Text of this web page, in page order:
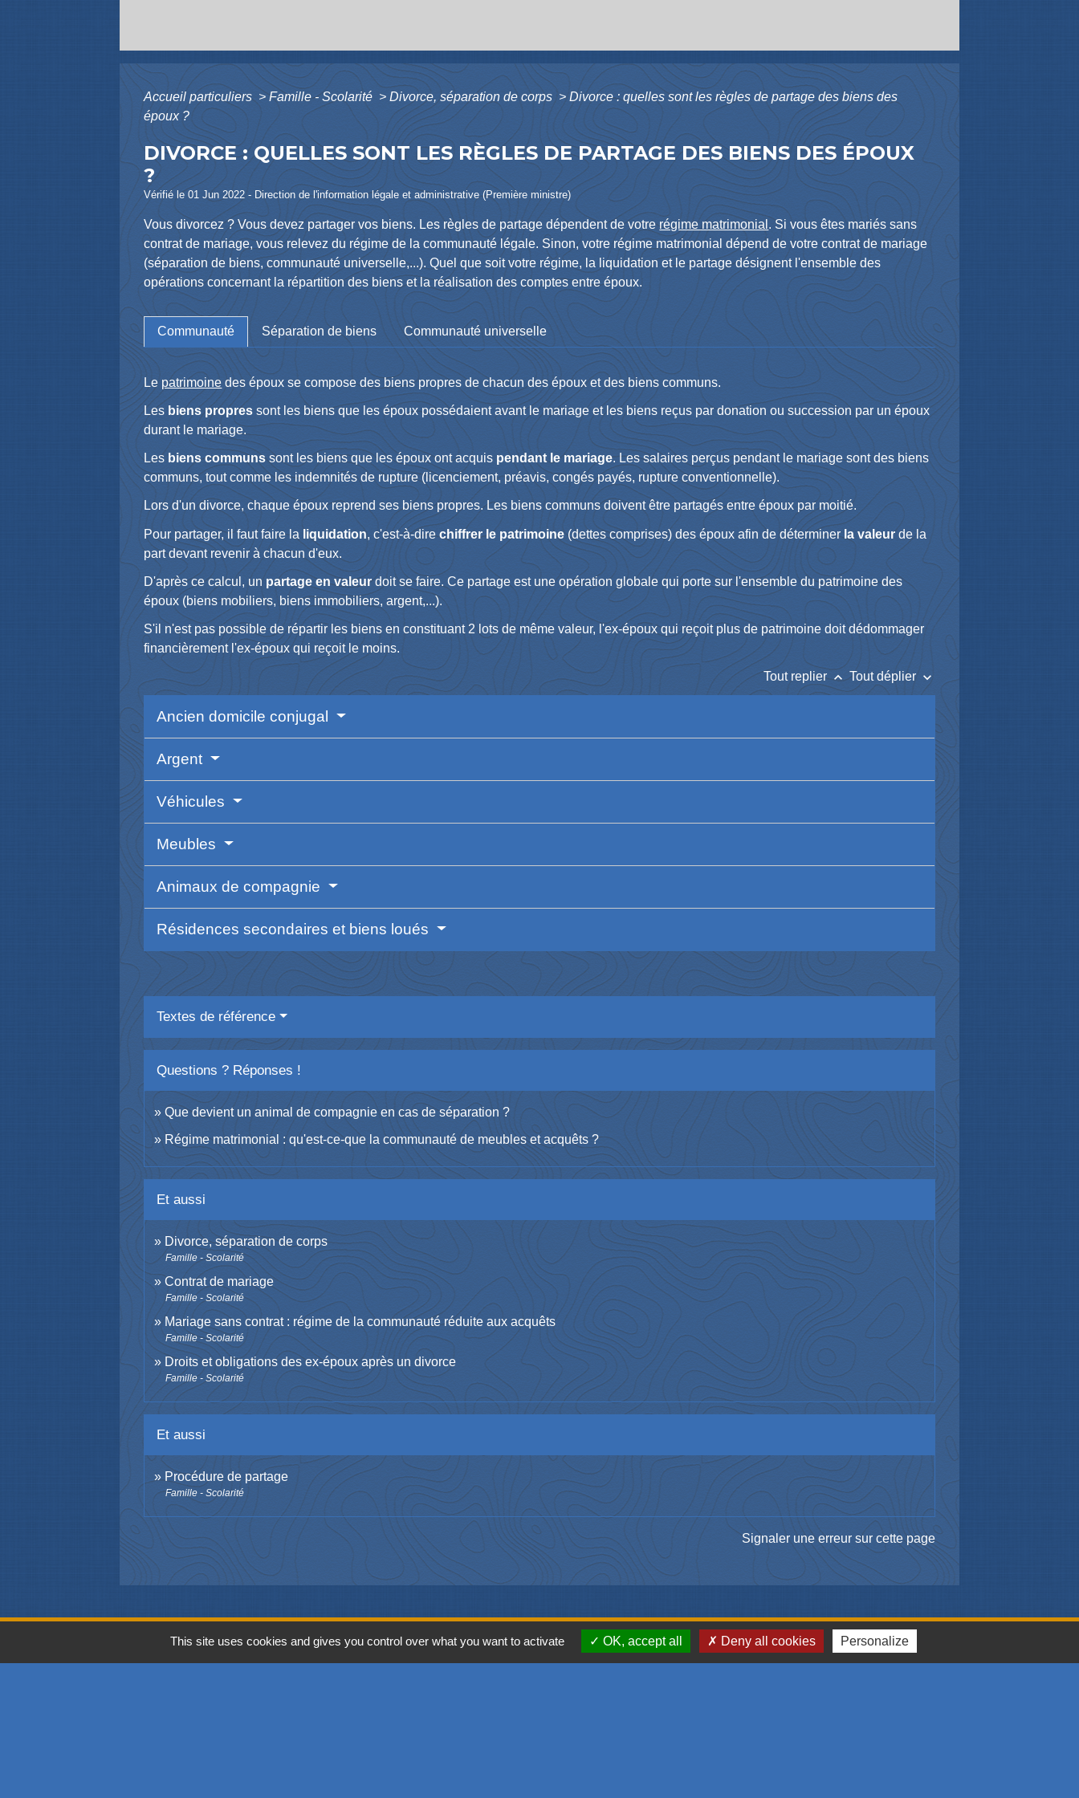
Accueil particuliers > Famille - Scolarité > Divorce, séparation de corps > Divorce : quelles sont les règles de partage des biens des
époux ?
DIVORCE : QUELLES SONT LES RÈGLES DE PARTAGE DES BIENS DES ÉPOUX
?
Vérifié le 01 Jun 2022 - Direction de l'information légale et administrative (Première ministre)
Vous divorcez ? Vous devez partager vos biens. Les règles de partage dépendent de votrerégime matrimonial . Si vous êtes mariés sans
contrat de mariage, vous relevez du régime de la communauté légale. Sinon, votre régime matrimonial dépend de votre contrat de mariage
(séparation de biens, communauté universelle,...). Quel que soit votre régime, la liquidation et le partage désignent l'ensemble des
opérations concernant la répartition des biens et la réalisation des comptes entre époux.
Communauté Séparation de biens Communauté universelle
Le patrimoine des époux se compose des biens propres de chacun des époux et des biens communs.
Les biens propres sont les biens que les époux possédaient avant le mariage et les biens reçus par donation ou succession par un époux
durant le mariage.
Les biens communssont les biens que les époux ont acquis pendant le mariage. Les salaires perçus pendant le mariage sont des biens
communs, tout comme les indemnités de rupture (licenciement, préavis, congés payés, rupture conventionnelle).
Lors d'un divorce, chaque époux reprend ses biens propres. Les biens communs doivent être partagés entre époux par moitié.
Pour partager, il faut faire la liquidation, c'est-à-direchiffrer le patrimoine (dettes comprises) des époux afin de déterminer la valeurde la
part devant revenir à chacun d'eux.
D'après ce calcul, un partage en valeurdoit se faire. Ce partage est une opération globale qui porte sur l'ensemble du patrimoine des
époux (biens mobiliers, biens immobiliers, argent,...).
S'il n'est pas possible de répartir les biens en constituant 2 lots de même valeur, l'ex-époux qui reçoit plus de patrimoine doit dédommager
financièrement l'ex-époux qui reçoit le moins.
Tout replierkeyboard_arrow_up Tout déplier keyboard_arrow_down
Ancien domicile conjugal
Argent
Véhicules
Meubles
Animaux de compagnie
Résidences secondaires et biens loués
Textes de référence
Questions ? Réponses !
Que devient un animal de compagnie en cas de séparation ?
Régime matrimonial : qu'est-ce-que la communauté de meubles et acquêts ?
Et aussi
Divorce, séparation de corps
Famille - Scolarité
Contrat de mariage
Famille - Scolarité
Mariage sans contrat : régime de la communauté réduite aux acquêts
Famille - Scolarité
Droits et obligations des ex-époux après un divorce
Famille - Scolarité
Et aussi
Procédure de partage
Famille - Scolarité
Signaler une erreur sur cette page
Contacts Liens
This site uses cookies and gives you control over what you want to activate OK, accept all Deny all cookies Personalize